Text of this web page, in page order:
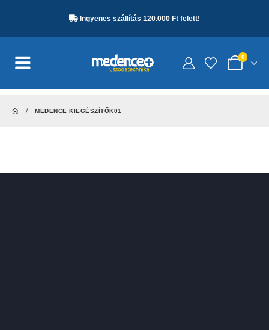
Ingyenes szállítás 120.000 Ft felett!
0
MEDENCE KIEGÉSZÍTŐK01